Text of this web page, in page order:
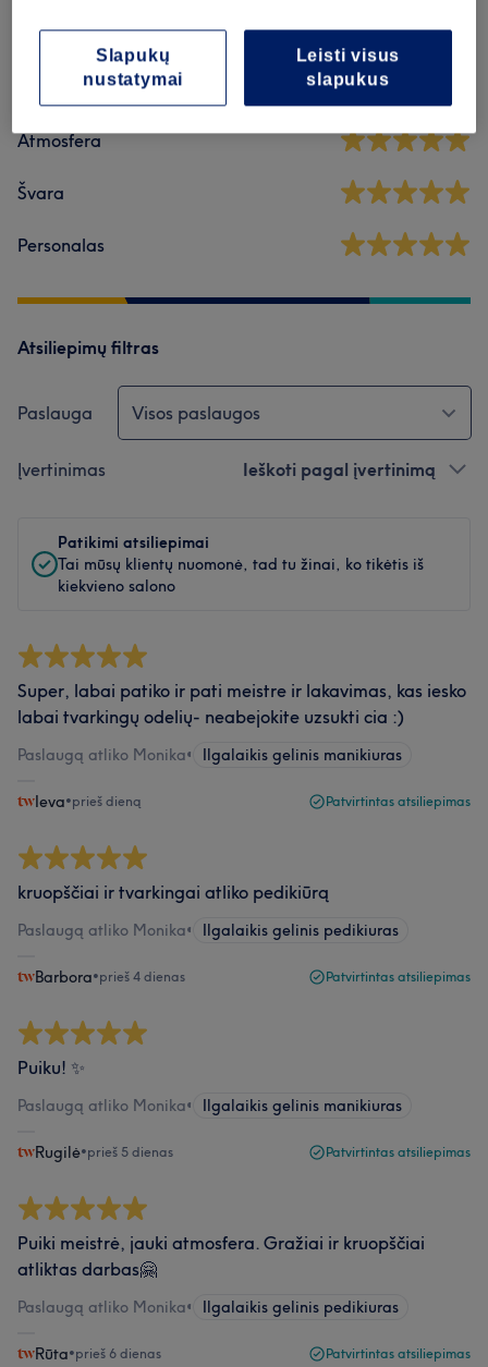
5,0 20 atsiliepimai
Atmosfera
Švara
Personalas
Atsiliepimų filtras
Paslauga Visos paslaugos
Įvertinimas Ieškoti pagal įvertinimą
Patikimi atsiliepimai
Tai mūsų klientų nuomonė, tad tu žinai, ko tikėtis iš
kiekvieno salono
Super, labai patiko ir pati meistre ir lakavimas, kas iesko
labai tvarkingų odelių- neabejokite uzsukti cia :)
Paslaugą atliko Monika• Ilgalaikis gelinis manikiuras
Ieva•prieš dieną Patvirtintas atsiliepimas
kruopščiai ir tvarkingai atliko pedikiūrą
Paslaugą atliko Monika• Ilgalaikis gelinis pedikiuras
Barbora•prieš 4 dienas Patvirtintas atsiliepimas
Puiku! ✨
Paslaugą atliko Monika• Ilgalaikis gelinis manikiuras
Rugilė•prieš 5 dienas Patvirtintas atsiliepimas
Puiki meistrė, jauki atmosfera. Gražiai ir kruopščiai
atliktas darbas🤗
Paslaugą atliko Monika• Ilgalaikis gelinis pedikiuras
Rūta•prieš 6 dienas Patvirtintas atsiliepimas
Leisti visus
slapukus
Slapukų
nustatymai